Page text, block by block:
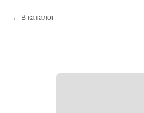
В каталог